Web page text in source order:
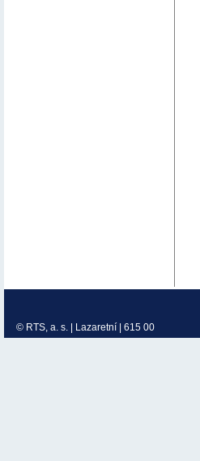
© RTS, a. s. | Lazaretní | 615 00